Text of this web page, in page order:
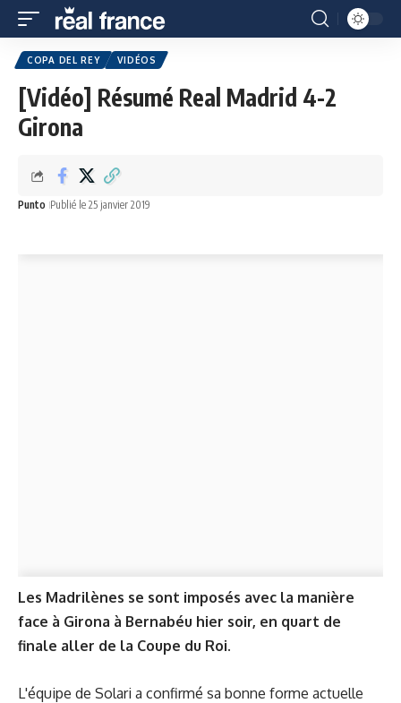
COPA DEL REY VIDÉOS
[Vidéo] Résumé Real Madrid 4-2
Girona
Punto Publié le 25 janvier 2019
Les Madrilènes se sont imposés avec la manière
face à Girona à Bernabéu hier soir, en quart de
finale aller de la Coupe du Roi.
L'équipe de Solari a confirmé sa bonne forme actuelle